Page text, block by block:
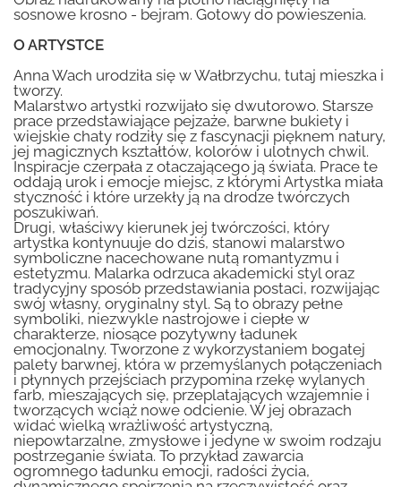
sosnowe krosno - bejram. Gotowy do powieszenia.
O ARTYSTCE
Anna Wach urodziła się w Wałbrzychu, tutaj mieszka i
tworzy.
Malarstwo artystki rozwijało się dwutorowo. Starsze
prace przedstawiające pejzaże, barwne bukiety i
wiejskie chaty rodziły się z fascynacji pięknem natury,
jej magicznych kształtów, kolorów i ulotnych chwil.
Inspiracje czerpała z otaczającego ją świata. Prace te
oddają urok i emocje miejsc, z którymi Artystka miała
styczność i które urzekły ją na drodze twórczych
poszukiwań.
Drugi, właściwy kierunek jej twórczości, który
artystka kontynuuje do dziś, stanowi malarstwo
symboliczne nacechowane nutą romantyzmu i
estetyzmu. Malarka odrzuca akademicki styl oraz
tradycyjny sposób przedstawiania postaci, rozwijając
swój własny, oryginalny styl. Są to obrazy pełne
symboliki, niezwykle nastrojowe i ciepłe w
charakterze, niosące pozytywny ładunek
emocjonalny. Tworzone z wykorzystaniem bogatej
palety barwnej, która w przemyślanych połączeniach
i płynnych przejściach przypomina rzekę wylanych
farb, mieszających się, przeplatających wzajemnie i
tworzących wciąż nowe odcienie. W jej obrazach
widać wielką wrażliwość artystyczną,
niepowtarzalne, zmysłowe i jedyne w swoim rodzaju
postrzeganie świata. To przykład zawarcia
ogromnego ładunku emocji, radości życia,